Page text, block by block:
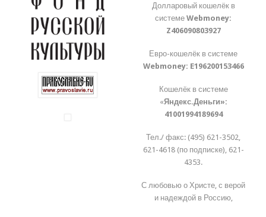
Долларовый кошелёк в
системеWebmoney:
Z406090803927
Евро-кошелёк в системе
Webmoney: E196200153466
Кошелёк в системе
«Яндекс.Деньги»:
41001994189694
Тел./ факс: (495) 621-3502,
621-4618 (по подписке), 621-
4353.
С любовью о Христе, с верой
и надеждой в Россию,